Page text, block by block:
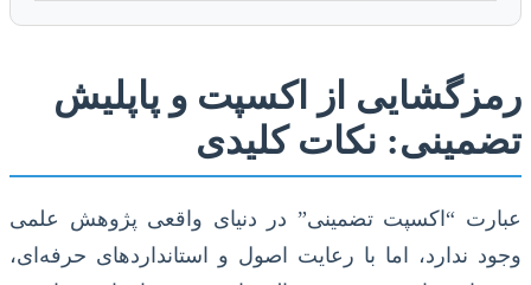
رمزگشایی از اکسپت و پاپلیش
تضمینی: نکات کلیدی
عبارت “اکسپت تضمینی” در دنیای واقعی پژوهش علمی
وجود ندارد، اما با رعایت اصول و استانداردهای حرفه‌ای،